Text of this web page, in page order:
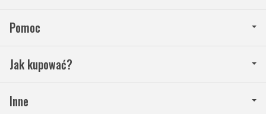
Pomoc
Jak kupować?
Inne